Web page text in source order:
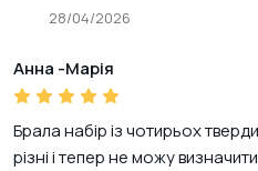
28/04/2026
Анна -Марія
Брала набір із чотирьох
різні і тепер не можу